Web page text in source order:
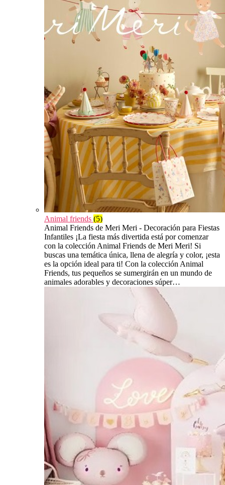
Animal friends (5)
Animal Friends de Meri Meri - Decoración para Fiestas
Infantiles ¡La fiesta más divertida está por comenzar
con la colección Animal Friends de Meri Meri! Si
buscas una temática única, llena de alegría y color, ¡esta
es la opción ideal para ti! Con la colección Animal
Friends, tus pequeños se sumergirán en un mundo de
animales adorables y decoraciones súper…